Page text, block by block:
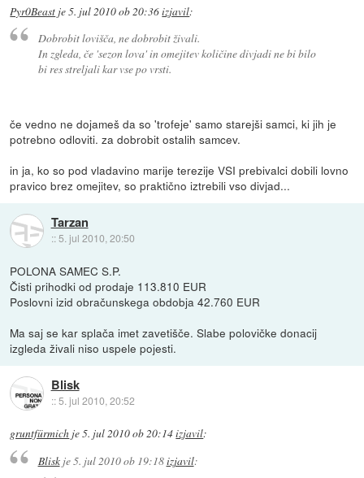
Pyr0Beast je5. jul 2010 ob 20:36izjavil:
Dobrobit lovišča, ne dobrobit živali.
In zgleda, če 'sezon lova' in omejitev količine divjadi ne bi bilo
bi res streljali kar vse po vrsti.
če vedno ne dojameš da so 'trofeje' samo starejši samci, ki jih je
potrebno odloviti. za dobrobit ostalih samcev.
in ja, ko so pod vladavino marije terezije VSI prebivalci dobili lovno
pravico brez omejitev, so praktično iztrebili vso divjad...
Tarzan
:: 5. jul 2010, 20:50
POLONA SAMEC S.P.
Čisti prihodki od prodaje 113.810 EUR
Poslovni izid obračunskega obdobja 42.760 EUR
Ma saj se kar splača imet zavetišče. Slabe polovičke donacij
izgleda živali niso uspele pojesti.
Blisk
::5. jul 2010, 20:52
gruntfürmich je5. jul 2010 ob 20:14izjavil:
Bliskje5. jul 2010 ob 19:18izjavil: